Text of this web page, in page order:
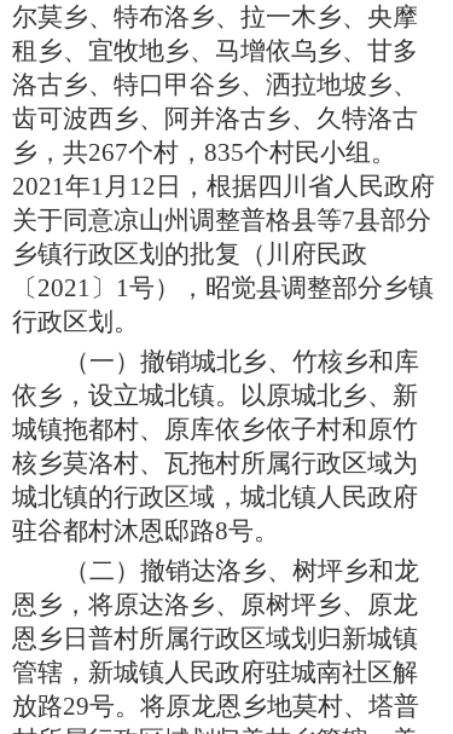
尔莫乡、特布洛乡、拉一木乡、央摩
租乡、宜牧地乡、马增依乌乡、甘多
洛古乡、特口甲谷乡、洒拉地坡乡、
齿可波西乡、阿并洛古乡、久特洛古
乡，共267个村，835个村民小组。
2021年1月12日，根据四川省人民政府
关于同意凉山州调整普格县等7县部分
乡镇行政区划的批复（川府民政
〔2021〕1号），昭觉县调整部分乡镇
行政区划。
（一） 撤销城北乡、竹核乡和库
依乡，设立城北镇。以原城北乡、新
城镇拖都村、原库依乡依子村和原竹
核乡莫洛村、瓦拖村所属行政区域为
城北镇的行政区域，城北镇人民政府
驻谷都村沐恩邸路8号。
（二） 撤销达洛乡、树坪乡和龙
恩乡，将原达洛乡、原树坪乡、原龙
恩乡日普村所属行政区域划归新城镇
管辖，新城镇人民政府驻城南社区解
放路29号。将原龙恩乡地莫村、塔普